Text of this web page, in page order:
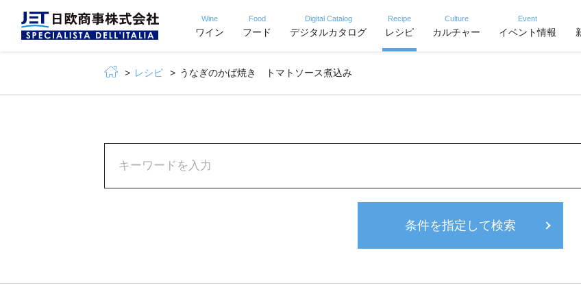
Wine
ワイン
Food
フード
Digital Catalog
デジタルカタログ
Recipe
レシピ
Culture
カルチャー
Event
イベント情報
レシピ うなぎのかば焼き トマトソース煮込み
条件を指定して検索